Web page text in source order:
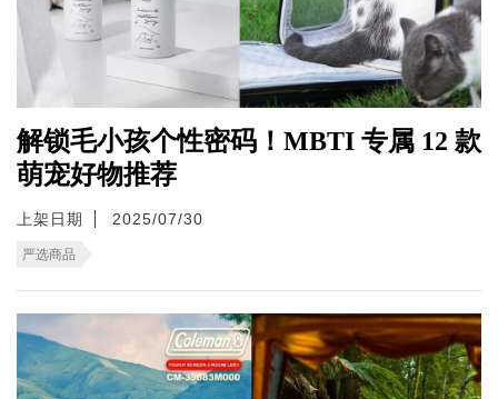
解锁毛小孩个性密码！MBTI 专属 12 款
萌宠好物推荐
上架日期 2025/07/30
严选商品